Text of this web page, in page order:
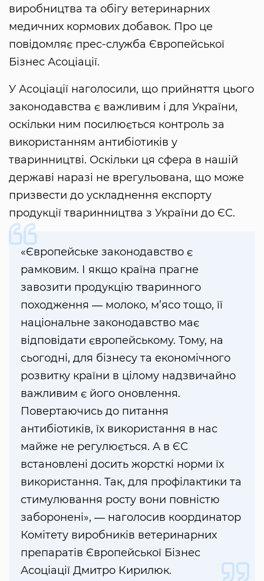
виробництва та обігу ветеринарних
медичних кормових добавок. Про це
повідомляє прес-служба Європейської
Бізнес Асоціації.
У Асоціації наголосили, що прийняття цього
законодавства є важливим і для України,
оскільки ним посилюється контроль за
використанням антибіотиків у
тваринництві. Оскільки ця сфера в нашій
державі наразі не врегульована, що може
призвести до ускладнення експорту
продукції тваринництва з України до ЄС.
«Європейське законодавство є
рамковим. І якщо країна прагне
завозити продукцію тваринного
походження ― молоко, м’ясо тощо, її
національне законодавство має
відповідати європейському. Тому, на
сьогодні, для бізнесу та економічного
розвитку країни в цілому надзвичайно
важливим є його оновлення.
Повертаючись до питання
антибіотиків, їх використання в нас
майже не регулюється. А в ЄС
встановлені досить жорсткі норми їх
використання. Так, для профілактики та
стимулювання росту вони повністю
заборонені», ― наголосив координатор
Комітету виробників ветеринарних
препаратів Європейської Бізнес
Асоціації Дмитро Кирилюк.